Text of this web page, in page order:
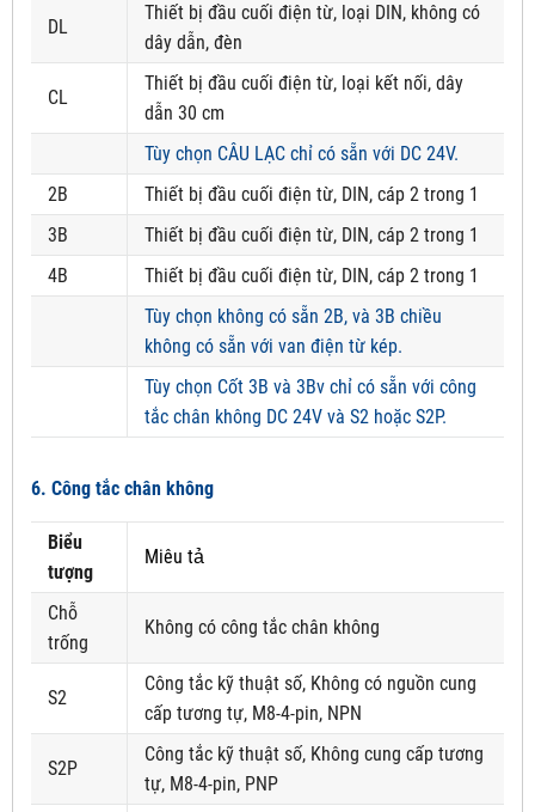
DL
Thiết bị đầu cuối điện từ, loại DIN, không có
dây dẫn, đèn
CL
Thiết bị đầu cuối điện từ, loại kết nối, dây
dẫn 30 cm
Tùy chọn CÂU LẠC chỉ có sẵn với DC 24V.
2B
Thiết bị đầu cuối điện từ, DIN, cáp 2 trong 1
3B
Thiết bị đầu cuối điện từ, DIN, cáp 2 trong 1
4B
Thiết bị đầu cuối điện từ, DIN, cáp 2 trong 1
Tùy chọn không có sẵn 2B, và 3B chiều
không có sẵn với van điện từ kép.
Tùy chọn Cốt 3B và 3Bv chỉ có sẵn với công
tắc chân không DC 24V và S2 hoặc S2P.
6. Công tắc chân không
Biểu
tượng
Miêu tả
Chỗ
trống
Không có công tắc chân không
S2
Công tắc kỹ thuật số, Không có nguồn cung
cấp tương tự, M8-4-pin, NPN
S2P
Công tắc kỹ thuật số, Không cung cấp tương
tự, M8-4-pin, PNP